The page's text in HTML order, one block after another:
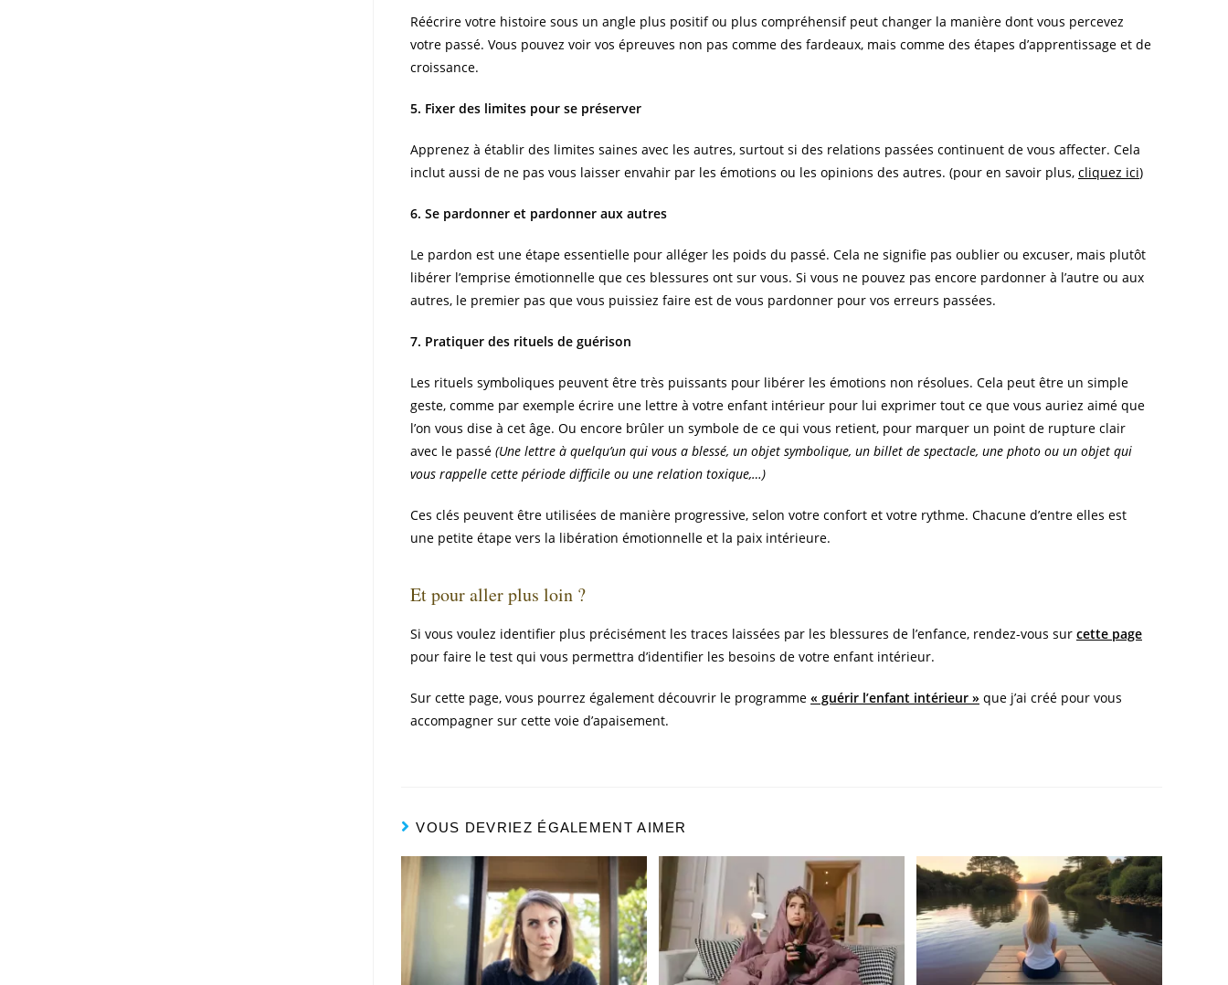
Réécrire votre histoire sous un angle plus positif ou plus compréhensif peut changer la manière dont vous percevez
votre passé. Vous pouvez voir vos épreuves non pas comme des fardeaux, mais comme des étapes d’apprentissage et de
croissance.
5. Fixer des limites pour se préserver
Apprenez à établir des limites saines avec les autres, surtout si des relations passées continuent de vous affecter. Cela
inclut aussi de ne pas vous laisser envahir par les émotions ou les opinions des autres. (pour en savoir plus, cliquez ici)
6. Se pardonner et pardonner aux autres
Le pardon est une étape essentielle pour alléger les poids du passé. Cela ne signifie pas oublier ou excuser, mais plutôt
libérer l’emprise émotionnelle que ces blessures ont sur vous. Si vous ne pouvez pas encore pardonner à l’autre ou aux
autres, le premier pas que vous puissiez faire est de vous pardonner pour vos erreurs passées.
7. Pratiquer des rituels de guérison
Les rituels symboliques peuvent être très puissants pour libérer les émotions non résolues. Cela peut être un simple
geste, comme par exemple écrire une lettre à votre enfant intérieur pour lui exprimer tout ce que vous auriez aimé que
l’on vous dise à cet âge. Ou encore brûler un symbole de ce qui vous retient, pour marquer un point de rupture clair
avec le passé (Une lettre à quelqu’un qui vous a blessé, un objet symbolique, un billet de spectacle, une photo ou un objet qui
vous rappelle cette période difficile ou une relation toxique,…)
Ces clés peuvent être utilisées de manière progressive, selon votre confort et votre rythme. Chacune d’entre elles est
une petite étape vers la libération émotionnelle et la paix intérieure.
Et pour aller plus loin ?
Si vous voulez identifier plus précisément les traces laissées par les blessures de l’enfance, rendez-vous sur cette page
pour faire le test qui vous permettra d’identifier les besoins de votre enfant intérieur.
Sur cette page, vous pourrez également découvrir le programme « guérir l’enfant intérieur » que j’ai créé pour vous
accompagner sur cette voie d’apaisement.
VOUS DEVRIEZ ÉGALEMENT AIMER